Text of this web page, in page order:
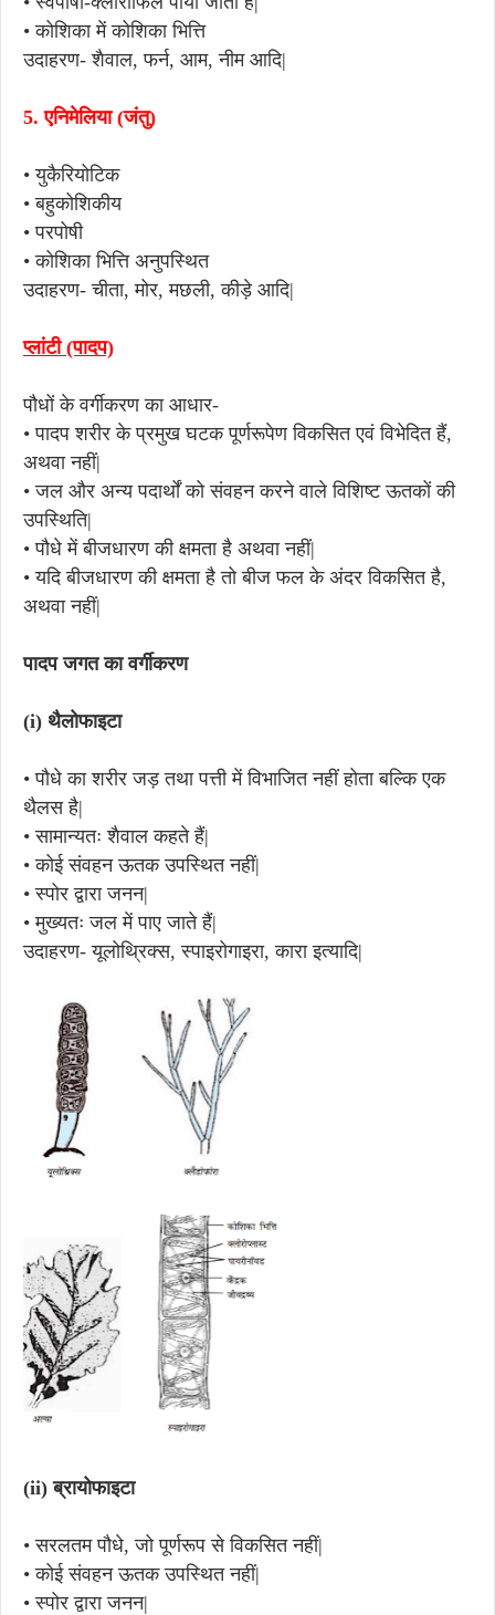
• कोशिका में कोशिका भित्ति
उदाहरण- शैवाल, फर्न, आम, नीम आदि|
5. एनिमेलिया (जंतु)
• युकैरियोटिक
• बहुकोशिकीय
• परपोषी
• कोशिका भित्ति अनुपस्थित
उदाहरण- चीता, मोर, मछली, कीड़े आदि|
प्लांटी (पादप)
पौधों के वर्गीकरण का आधार-
• पादप शरीर के प्रमुख घटक पूर्णरूपेण विकसित एवं विभेदित हैं,
अथवा नहीं|
• जल और अन्य पदार्थों को संवहन करने वाले विशिष्ट ऊतकों की
उपस्थिति|
• पौधे में बीजधारण की क्षमता है अथवा नहीं|
• यदि बीजधारण की क्षमता है तो बीज फल के अंदर विकसित है,
अथवा नहीं|
पादप जगत का वर्गीकरण
(i) थैलोफाइटा
• पौधे का शरीर जड़ तथा पत्ती में विभाजित नहीं होता बल्कि एक
थैलस है|
• सामान्यतः शैवाल कहते हैं|
• कोई संवहन ऊतक उपस्थित नहीं|
• स्पोर द्वारा जनन|
• मुख्यतः जल में पाए जाते हैं|
उदाहरण- यूलोथ्रिक्स, स्पाइरोगाइरा, कारा इत्यादि|
(ii) ब्रायोफाइटा
• सरलतम पौधे, जो पूर्णरूप से विकसित नहीं|
• कोई संवहन ऊतक उपस्थित नहीं|
• स्पोर द्वारा जनन|